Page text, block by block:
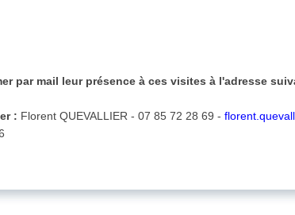
par mail leur présence à ces visites à l'adresse
: Florent QUEVALLIER - 07 85 72 28 69 -